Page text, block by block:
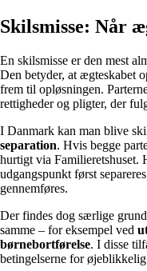
Skilsmisse: Når
En skilsmisse er den mest
Den betyder, at ægteskabet
frem til opløsningen.
rettigheder og pligter, der
I Danmark kan man blive
separation. Hvis begge
hurtigt via Familieretshuset.
udgangspunkt først
gennemføres.
Der findes dog særlige
samme – for eksempel ved
børnebortførelse. I disse
betingelserne for